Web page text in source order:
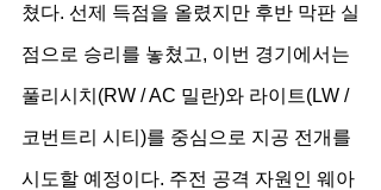
쳤다. 선제 득점을 올렸지만 후반 막판 실
점으로 승리를 놓쳤고, 이번 경기에서는
풀리시치(RW / AC 밀란)와 라이트(LW /
코번트리 시티)를 중심으로 지공 전개를
시도할 예정이다. 주전 공격 자원인 웨아